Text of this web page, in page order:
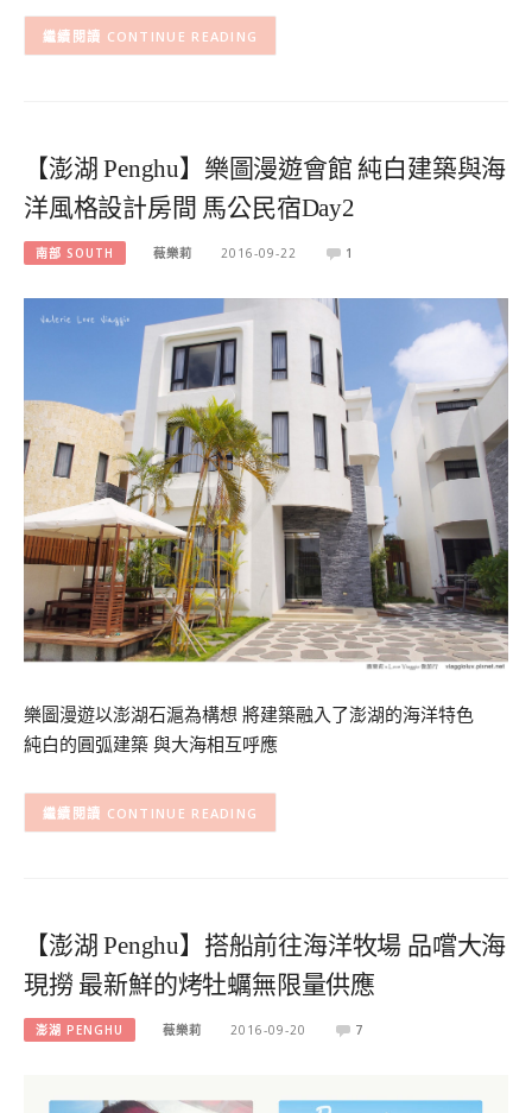
CONTINUE READING
【澎湖 Penghu】樂圖漫遊會館 純白建築與海
洋風格設計房間 馬公民宿Day2
南部 SOUTH 薇樂莉 2016-09-22 1
樂圖漫遊以澎湖石滬為構想 將建築融入了澎湖的海洋特色
純白的圓弧建築 與大海相互呼應
CONTINUE READING
【澎湖 Penghu】搭船前往海洋牧場 品嚐大海
現撈 最新鮮的烤牡蠣無限量供應
澎湖 PENGHU 薇樂莉 2016-09-20 7